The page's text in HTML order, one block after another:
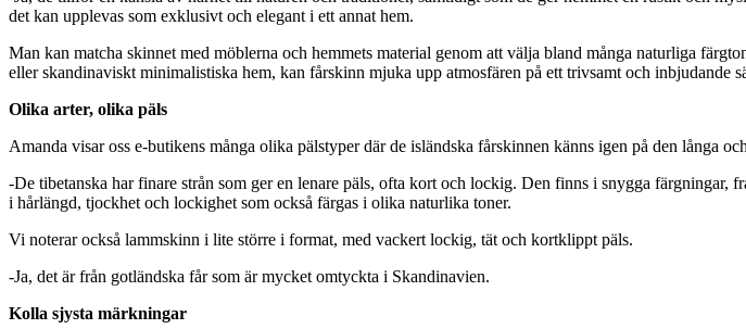
det kan upplevas som exklusivt och elegant i ett annat hem.
Man kan matcha skinnet med möblerna och hemmets material genom att välja bland många naturliga
eller skandinaviskt minimalistiska hem, kan fårskinn mjuka upp atmosfären på ett trivsamt och inbjudande
Olika arter, olika päls
Amanda visar oss e-butikens många olika pälstyper där de isländska fårskinnen känns igen på den långa
-De tibetanska har finare strån som ger en lenare päls, ofta kort och lockig. Den finns i snygga
i hårlängd, tjockhet och lockighet som också färgas i olika naturlika toner.
Vi noterar också lammskinn i lite större i format, med vackert lockig, tät och kortklippt päls.
-Ja, det är från gotländska får som är mycket omtyckta i Skandinavien.
Kolla sjysta märkningar